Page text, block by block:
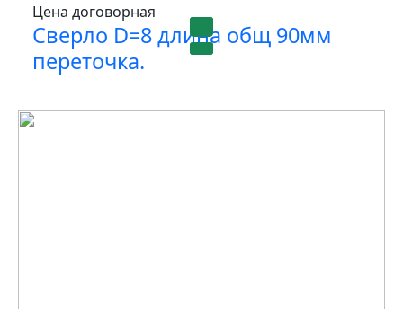
Цена договорная
Сверло D=8 длина общ 90мм
переточка.